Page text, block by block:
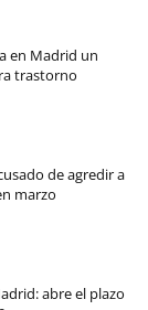
en Madrid un
trastorno
de agredir a
marzo
abre el plazo